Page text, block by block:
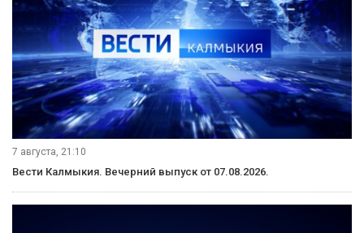
7 августа, 21:10
Вести Калмыкия. Вечерний выпуск от 07.08.2026.